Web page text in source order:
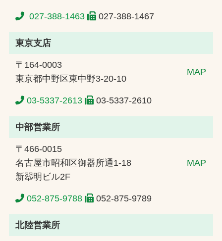
027-388-1463 027-388-1467
東京支店
〒164-0003
東京都中野区東中野3-20-10
MAP
03-5337-2613 03-5337-2610
中部営業所
〒466-0015
名古屋市昭和区御器所通1-18
新翆明ビル2F
MAP
052-875-9788 052-875-9789
北陸営業所